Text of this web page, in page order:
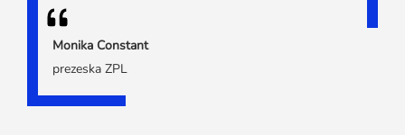
Monika Constant
prezeska ZPL